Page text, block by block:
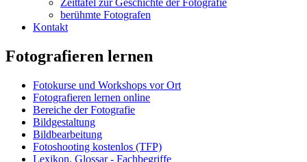
berühmte Fotografen
Kontakt
Fotografieren lernen
Fotokurse und Workshops vor Ort
Fotografieren lernen online
Bereiche der Fotografie
Bildgestaltung
Bildbearbeitung
Fotoshooting kostenlos (TFP)
Lexikon, Glossar - Fachbegriffe